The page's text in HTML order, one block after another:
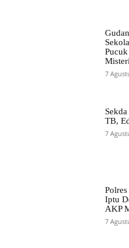
7
TB,
7
Iptu
AKP
7